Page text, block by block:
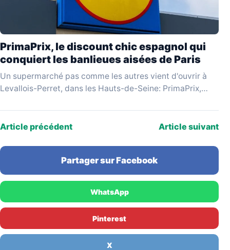
PrimaPrix, le discount chic espagnol qui
conquiert les banlieues aisées de Paris
Un supermarché pas comme les autres vient d'ouvrir à
Levallois-Perret, dans les Hauts-de-Seine: PrimaPrix,
chic», attire une…
Article précédent Article suivant
Partager sur Facebook
WhatsApp
Pinterest
X